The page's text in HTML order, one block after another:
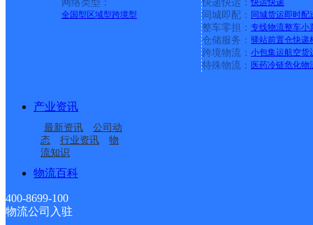
网络类型：
全国型 区域型跨境型
快递快运： 快运快递
同城即配： 同城货运即时配
整车零担： 专线物流整车小
仓储服务： 驿站前置仓快递
跨境物流： 小包集运航空货
特殊物流： 医药冷链危化物
产业资讯
最新资讯
公司动
态
行业资讯
物
流知识
物流百科
400-8699-100
物流公司入驻
中国邮政集团有限公司新疆维吾尔自治区叶城县
嵩明杨林镇
云南嵩明公司
盟台路邮政支局
阿子营邮政所
杨林邮政所